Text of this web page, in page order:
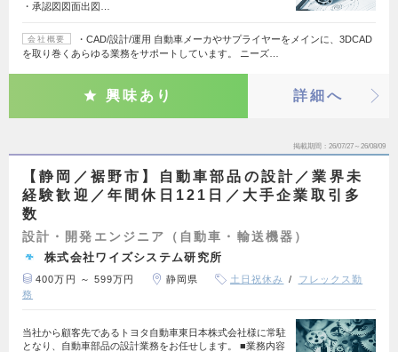
・承認図図面出図…
会社概要
・CAD/設計/運用 自動車メーカやサプライヤーをメインに、3DCAD
を取り巻くあらゆる業務をサポートしています。 ニーズ…
興味あり 詳細へ
掲載期間 26/07/27～26/08/09
【静岡／裾野市】自動車部品の設計／業界未
経験歓迎／年間休日121日／大手企業取引多
数
設計・開発エンジニア（自動車・輸送機器）
株式会社ワイズシステム研究所
400万円 ～ 599万円 静岡県 土日祝休み
フレックス勤
務
当社から顧客先であるトヨタ自動車東日本株式会社様に常駐
となり、自動車部品の設計業務をお任せします。 ■業務内容